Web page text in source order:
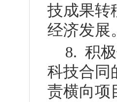
技成果转
经济发展
8. 积
科技合同
责横向项